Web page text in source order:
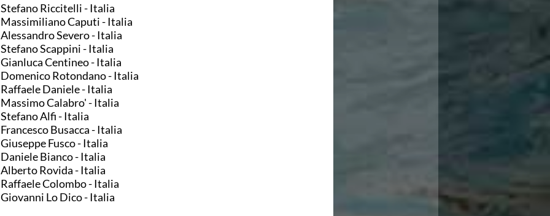
Stefano Riccitelli - Italia
Massimiliano Caputi - Italia
Severo - Italia
Scappini - Italia
Centineo - Italia
Rotondano - Italia
Daniele - Italia
Calabro' - Italia
Alfi - Italia
Busacca - Italia
Fusco - Italia
Bianco - Italia
Rovida - Italia
Colombo - Italia
Lo Dico - Italia